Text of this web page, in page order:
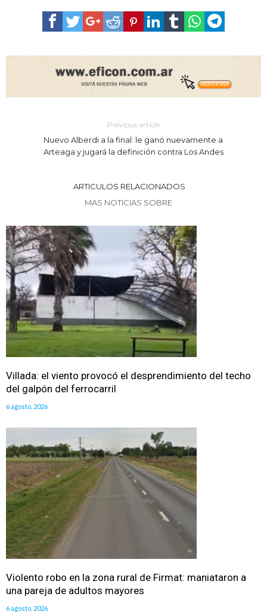
Previous article
Nuevo Alberdi a la final: le ganó nuevamente a
Arteaga y jugará la definición contra Los Andes
ARTICULOS RELACIONADOS
MAS NOTICIAS SOBRE
Villada: el viento provocó el desprendimiento del techo
del galpón del ferrocarril
6 agosto, 2026
Violento robo en la zona rural de Firmat: maniataron a
una pareja de adultos mayores
6 agosto, 2026